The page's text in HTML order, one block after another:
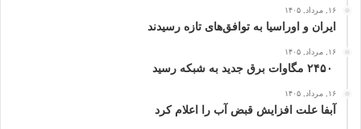
۱۶, مرداد, ۱۴۰۵
ایران و اوراسیا به توافق‌های تازه رسیدند
۱۶, مرداد, ۱۴۰۵
۱۶, مرداد, ۱۴۰۵
آبفا علت افزایش قبض آب را اعلام کرد